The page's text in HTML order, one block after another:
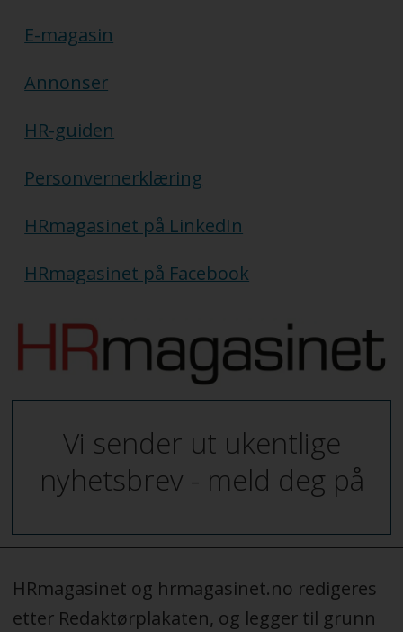
E-magasin
Annonser
HR-guiden
Personvernerklæring
HRmagasinet på LinkedIn
HRmagasinet på Facebook
Vi sender ut ukentlige
nyhetsbrev - meld deg på
HRmagasinet og hrmagasinet.no redigeres
etter Redaktørplakaten, og legger til grunn